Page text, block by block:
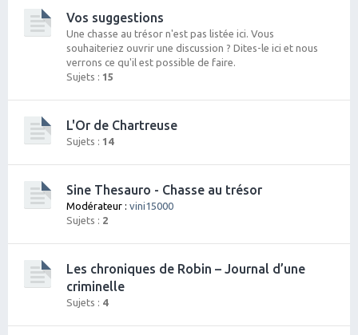
Vos suggestions
Une chasse au trésor n'est pas listée ici. Vous
souhaiteriez ouvrir une discussion ? Dites-le ici et nous
verrons ce qu'il est possible de faire.
Sujets : 15
L'Or de Chartreuse
Sujets : 14
Sine Thesauro - Chasse au trésor
Modérateur : vini15000
Sujets : 2
Les chroniques de Robin – Journal d’une
criminelle
Sujets : 4